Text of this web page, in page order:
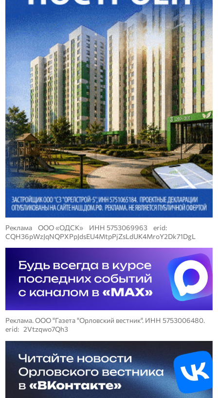
Реклама ООО «ОДСК» ИНН 5753069963 erid:
CQH36pWzJqNQPXPpJdsEU4MtpPjZsLdUK4MroY2Dk71DgL
Реклама. ООО "Газета "Орловский вестник". ИНН 5753006480.
erid: 2Vtzqwo7Qh3